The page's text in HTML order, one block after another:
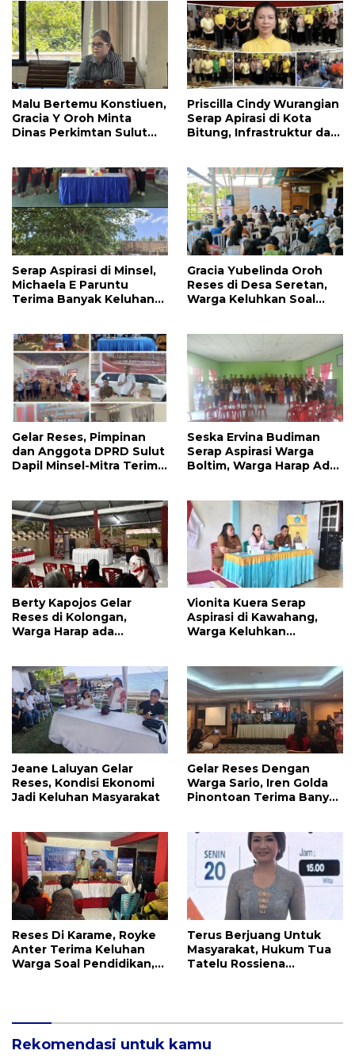
Malu Bertemu Konstiuen,
Gracia Y Oroh Minta
Dinas Perkimtan Sulut
Jalan di Tandengan I
Priscilla Cindy Wurangian
Serap Apirasi di Kota
Bitung, Infrastruktur dan
Warga
Serap Aspirasi di Minsel,
Michaela E Paruntu
Terima Banyak Keluhan
Gracia Yubelinda Oroh
Reses di Desa Seretan,
Warga Keluhkan Soal
Gelar Reses, Pimpinan
dan Anggota DPRD Sulut
Dapil Minsel-Mitra Terima
Seska Ervina Budiman
Serap Aspirasi Warga
Boltim, Warga Harap Ada
Berty Kapojos Gelar
Reses di Kolongan,
Warga Harap ada
Vionita Kuera Serap
Aspirasi di Kawahang,
Warga Keluhkan
Jeane Laluyan Gelar
Reses, Kondisi Ekonomi
Jadi Keluhan Masyarakat
Gelar Reses Dengan
Warga Sario, Iren Golda
Pinontoan Terima Banyak
Reses Di Karame, Royke
Anter Terima Keluhan
Warga Soal Pendidikan,
Terus Berjuang Untuk
Masyarakat, Hukum Tua
Tatelu Rossiena
Walukow
Rekomendasi untuk kamu